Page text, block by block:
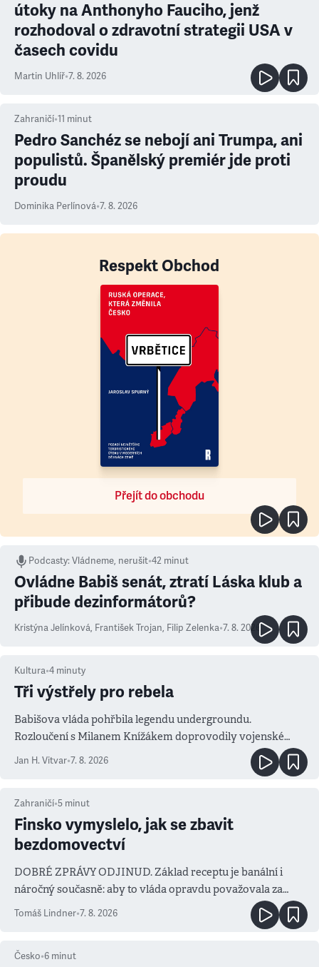
útoky na Anthonyho Fauciho, jenž
rozhodoval o zdravotní strategii USA v
časech covidu
Martin Uhlíř•7. 8. 2026
Zahraničí•11 minut
Pedro Sanchéz se nebojí ani Trumpa, ani
populistů. Španělský premiér jde proti
proudu
Dominika Perlínová•7. 8. 2026
Respekt Obchod
Přejít do obchodu
Podcasty:Vládneme, nerušit•42 minut
Ovládne Babiš senát, ztratí Láska klub a
přibude dezinformátorů?
Kristýna Jelínková, František Trojan, Filip Zelenka•7. 8. 2026
Kultura•4 minuty
Tři výstřely pro rebela
Babišova vláda pohřbila legendu undergroundu.
Rozloučení s Milanem Knížákem doprovodily vojenské
salvy i kritika pokrokářů
Jan H. Vitvar•7. 8. 2026
Zahraničí•5 minut
Finsko vymyslelo, jak se zbavit
bezdomovectví
DOBRÉ ZPRÁVY ODJINUD. Základ receptu je banální i
náročný současně: aby to vláda opravdu považovala za
prioritu
Tomáš Lindner•7. 8. 2026
Česko•6 minut